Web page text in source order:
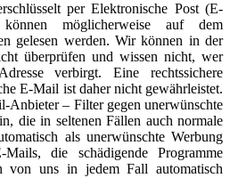
per Elektronische Post (E-
möglicherweise auf dem
gelesen werden. Wir können in der
überprüfen und wissen nicht, wer
verbirgt. Eine rechtssichere
E-Mail ist daher nicht gewährleistet.
Anbieter – Filter gegen unerwünschte
die in seltenen Fällen auch normale
als unerwünschte Werbung
die schädigende Programme
von uns in jedem Fall automatisch